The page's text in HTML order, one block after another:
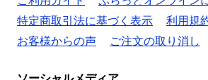
特定商取引法に基づく表示
利用規
お客様からの声
ご注文の取り消し